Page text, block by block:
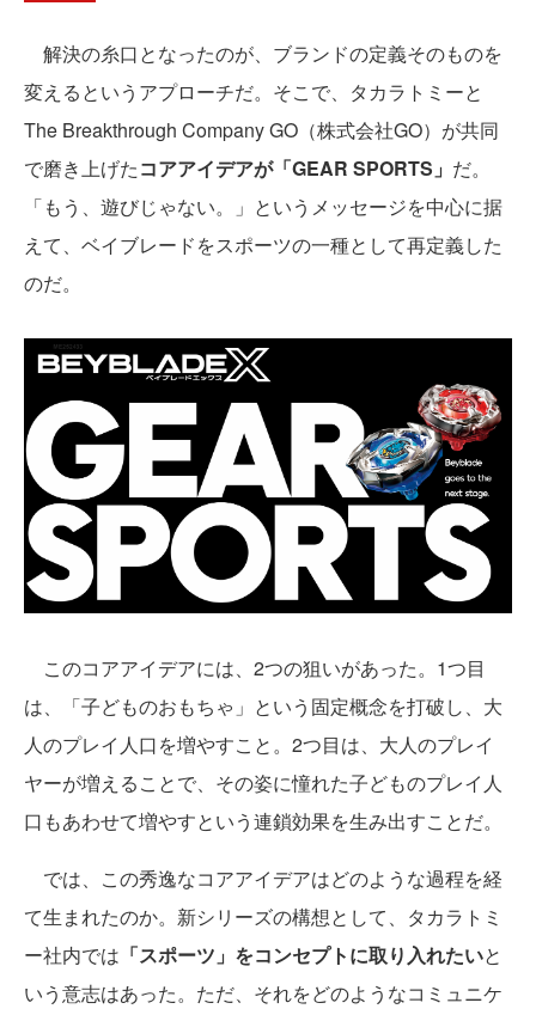
解決の糸口となったのが、ブランドの定義そのものを
変えるというアプローチだ。そこで、タカラトミーと
The Breakthrough Company GO（株式会社GO）が共同
で磨き上げたコアアイデアが「GEAR SPORTS」 だ。
「もう、遊びじゃない。」というメッセージを中心に据
えて、ベイブレードをスポーツの一種として再定義した
のだ。
このコアアイデアには、2つの狙いがあった。1つ目
は、「子どものおもちゃ」という固定概念を打破し、大
人のプレイ人口を増やすこと。2つ目は、大人のプレイ
ヤーが増えることで、その姿に憧れた子どものプレイ人
口もあわせて増やすという連鎖効果を生み出すことだ。
では、この秀逸なコアアイデアはどのような過程を経
て生まれたのか。新シリーズの構想として、タカラトミ
ー社内では 「スポーツ」をコンセプトに取り入れたいと
いう意志はあった。ただ、それをどのようなコミュニケ